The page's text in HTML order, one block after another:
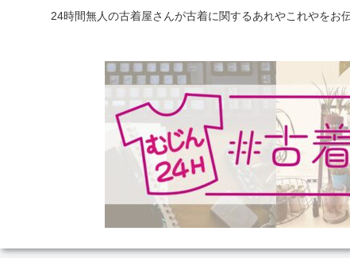
24時間無人の古着屋さんが古着に関するあれやこれやを